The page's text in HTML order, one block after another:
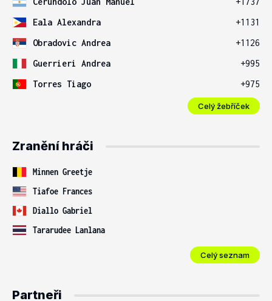
Eala Alexandra
+1131
Obradovic Andrea
+1126
Guerrieri Andrea
+995
Torres Tiago
+975
Celý žebříček
Zranění hráči
Minnen Greetje
Tiafoe Frances
Diallo Gabriel
Tararudee Lanlana
Celý seznam
Partneři